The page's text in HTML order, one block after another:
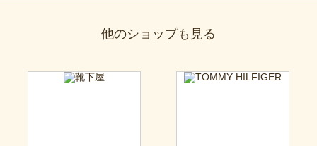
他のショップも見る